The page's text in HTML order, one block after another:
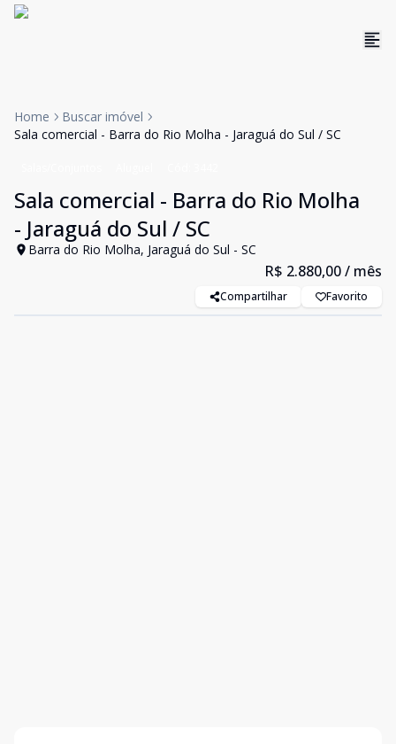
Home
Buscar imóvel
Sala comercial - Barra do Rio Molha - Jaraguá do Sul / SC
Sala comercial - Barra do Rio Molha
- Jaraguá do Sul / SC
Barra do Rio Molha, Jaraguá do Sul - SC
R$ 2.880,00/ mês
Compartilhar Favorito